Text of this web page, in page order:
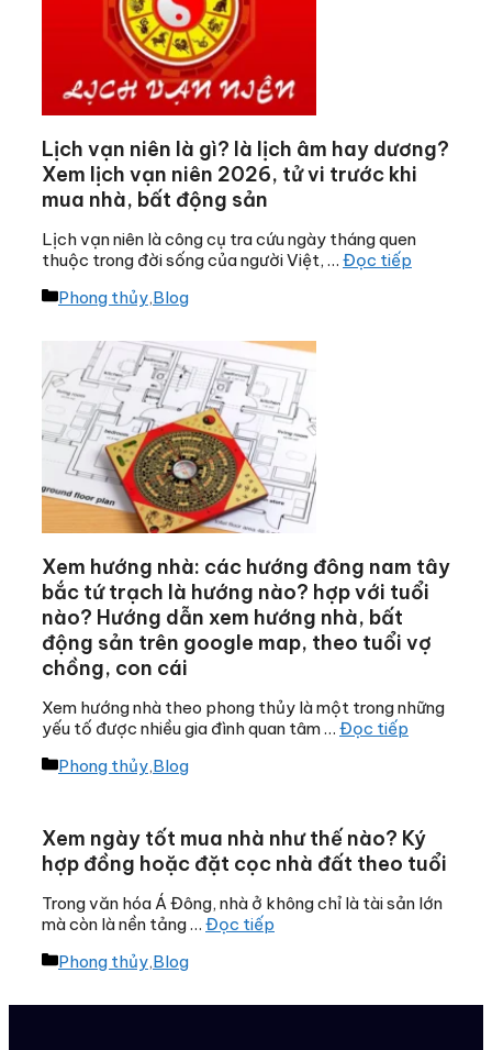
Lịch vạn niên là gì? là lịch âm hay dương?
Xem lịch vạn niên 2026, tử vi trước khi
mua nhà, bất động sản
Lịch vạn niên là công cụ tra cứu ngày tháng quen
thuộc trong đời sống của người Việt, … Đọc tiếp
Danh
Phong thủy,Blog
Xem hướng nhà: các hướng đông nam tây
bắc tứ trạch là hướng nào? hợp với tuổi
nào? Hướng dẫn xem hướng nhà, bất
động sản trên google map, theo tuổi vợ
chồng, con cái
Xem hướng nhà theo phong thủy là một trong những
yếu tố được nhiều gia đình quan tâm … Đọc tiếp
Danh
Phong thủy,Blog
Xem ngày tốt mua nhà như thế nào? Ký
hợp đồng hoặc đặt cọc nhà đất theo tuổi
Trong văn hóa Á Đông, nhà ở không chỉ là tài sản lớn
mà còn là nền tảng … Đọc tiếp
Danh
Phong thủy,Blog